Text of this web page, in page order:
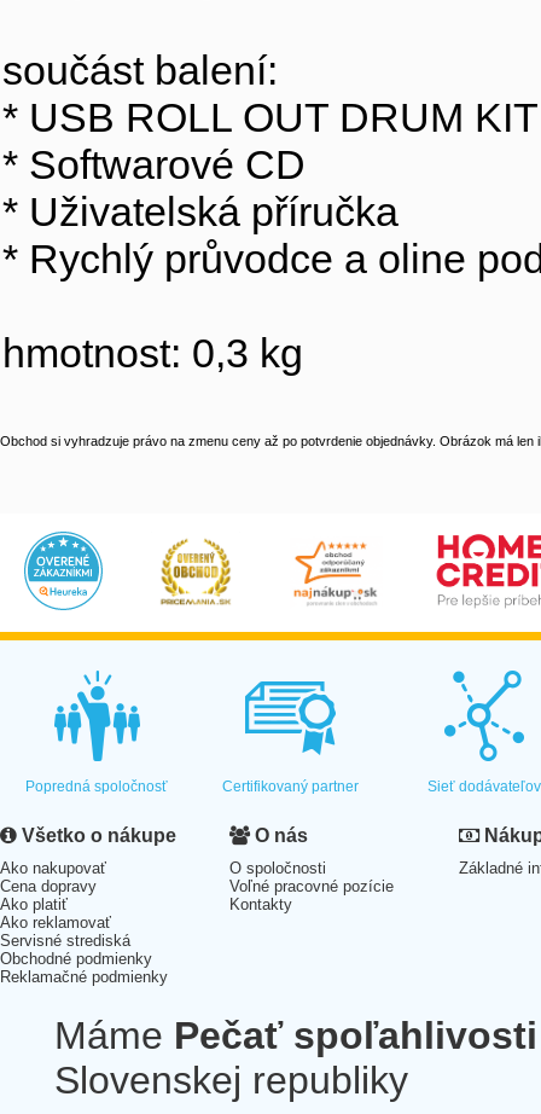
součást balení:
* USB ROLL OUT DRUM KIT
* Softwarové CD
* Uživatelská příručka
* Rychlý průvodce a oline
hmotnost: 0,3 kg
Obchod si vyhradzuje právo na zmenu ceny až po potvrdenie objednávky. Obrázok má len
Popredná spoločnosť Certifikovaný partner Sieť dodávateľov
Všetko o nákupe
Ako nakupovať
Cena dopravy
Ako platiť
Ako reklamovať
Servisné strediská
Obchodné podmienky
Reklamačné podmienky
O nás
O spoločnosti
Voľné pracovné pozície
Kontakty
Základné
Máme Pečať spoľahlivosti
Slovenskej republiky